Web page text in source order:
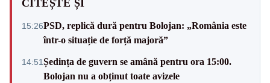
CITEȘTE ȘI
15:26PSD, replică dură pentru Bolojan: „România este
într-o situație de forță majoră”
14:51Ședința de guvern se amână pentru ora 15:00.
Bolojan nu a obținut toate avizele